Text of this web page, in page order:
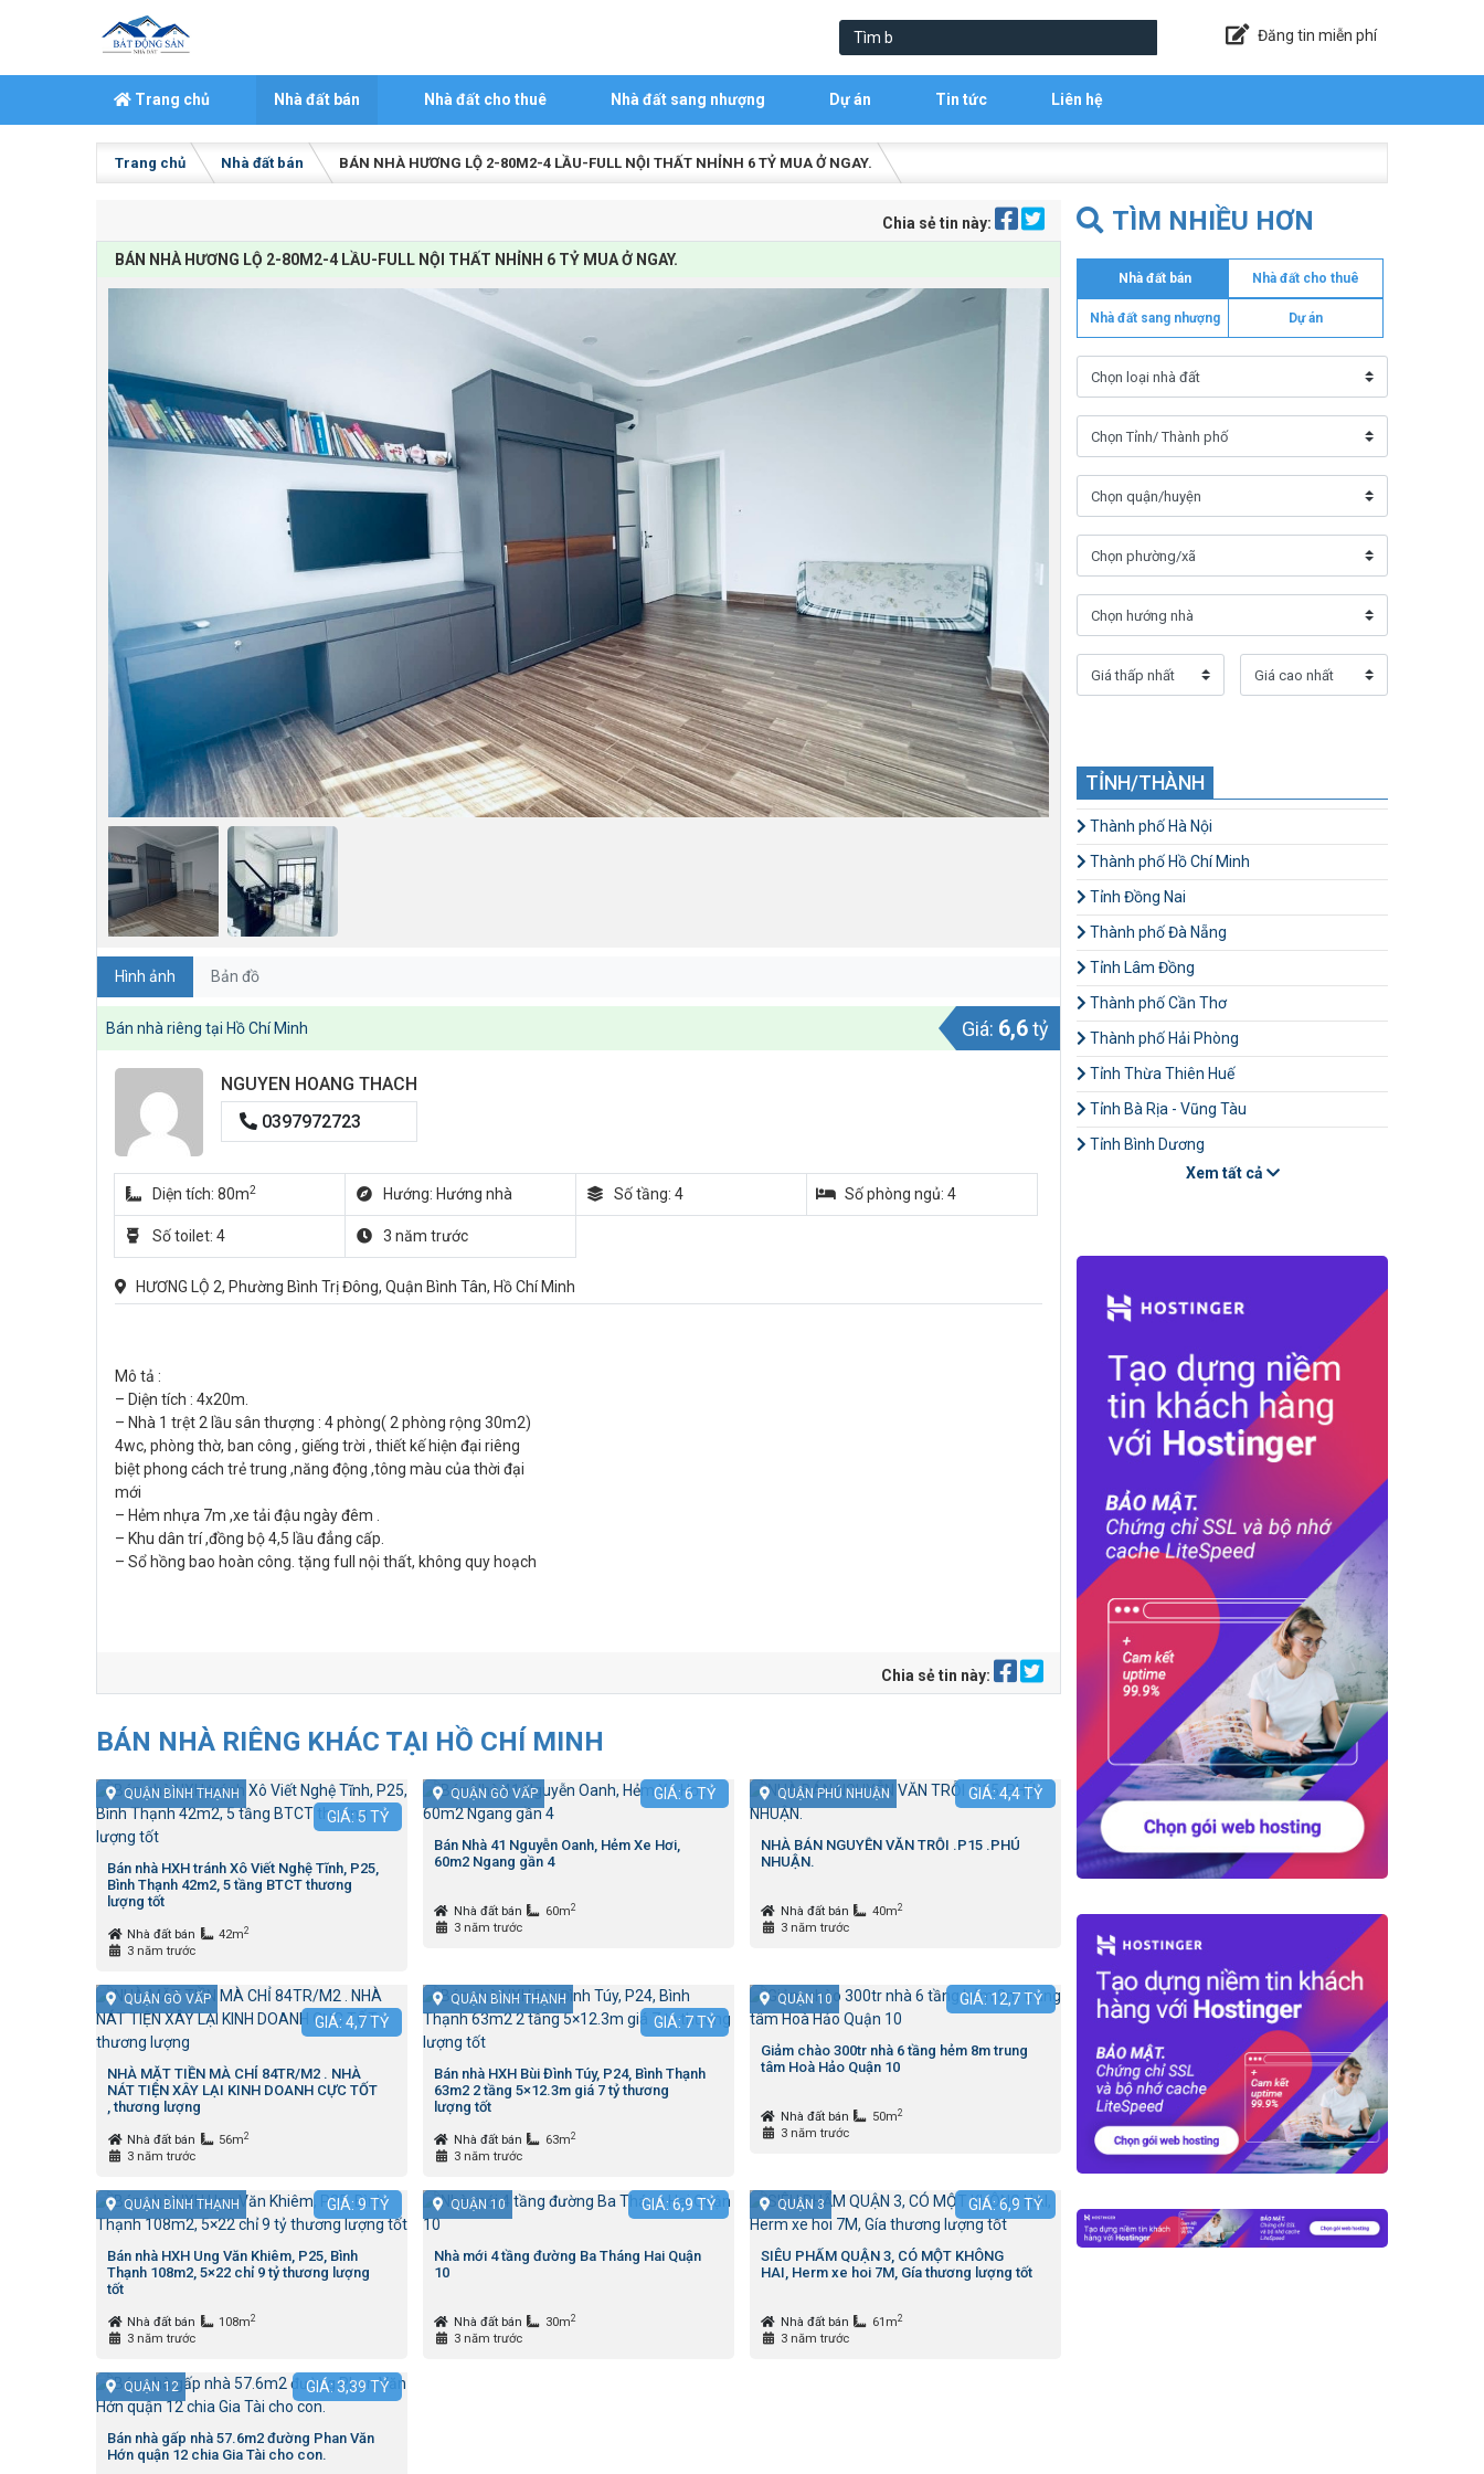
Đăng tin miễn phí
Trang chủ Nhà đất bán Nhà đất cho thuê Nhà đất sang nhượng Dự án Tin tức Liên hệ
Trang chủ Nhà đất bán BÁN NHÀ HƯƠNG LỘ 2-80M2-4 LẦU-FULL NỘI THẤT NHỈNH 6 TỶ MUA Ở NGAY.
Chia sẻ tin này:
BÁN NHÀ HƯƠNG LỘ 2-80M2-4 LẦU-FULL NỘI THẤT NHỈNH 6 TỶ MUA Ở NGAY.
Hình ảnh Bản đồ
Bán nhà riêng tại Hồ Chí Minh Giá: 6,6tỷ
NGUYEN HOANG THACH
0397972723
Diện tích: 80m2 Hướng: Hướng nhà Số tầng: 4 Số phòng ngủ: 4
Số toilet: 4 3 năm trước
HƯƠNG LỘ 2, Phường Bình Trị Đông, Quận Bình Tân, Hồ Chí Minh
Mô tả :
– Diện tích : 4x20m.
– Nhà 1 trệt 2 lầu sân thượng : 4 phòng( 2 phòng rộng 30m2)
4wc, phòng thờ, ban công , giếng trời , thiết kế hiện đại riêng
biệt phong cách trẻ trung ,năng động ,tông màu của thời đại
mới
– Hẻm nhựa 7m ,xe tải đậu ngày đêm .
– Khu dân trí ,đồng bộ 4,5 lầu đẳng cấp.
– Sổ hồng bao hoàn công. tặng full nội thất, không quy hoạch
Chia sẻ tin này:
BÁN NHÀ RIÊNG KHÁC TẠI HỒ CHÍ MINH
QUẬN BÌNH THẠNH
GIÁ:5 TỶ
Bán nhà HXH tránh Xô Viết Nghệ Tĩnh, P25,
Bình Thạnh 42m2, 5 tầng BTCT thương
lượng tốt
Nhà đất bán 42m2
3 năm trước
QUẬN GÒ VẤP GIÁ:6TỶ
Bán Nhà 41 Nguyễn Oanh, Hẻm Xe Hơi,
60m2 Ngang gần 4
Nhà đất bán 60m2
3 năm trước
QUẬN PHÚ NHUẬN GIÁ:4,4TỶ
NHÀ BÁN NGUYỄN VĂN TRỖI .P15 .PHÚ
NHUẬN.
Nhà đất bán 40m2
3 năm trước
QUẬN GÒ VẤP
GIÁ:4,7TỶ
NHÀ MẶT TIỀN MÀ CHỈ 84TR/M2 . NHÀ
NÁT TIỆN XÂY LẠI KINH DOANH CỰC TỐT
, thương lượng
Nhà đất bán 56m2
3 năm trước
QUẬN BÌNH THẠNH
GIÁ:7TỶ
Bán nhà HXH Bùi Đình Túy, P24, Bình Thạnh
63m2 2 tầng 5×12.3m giá 7 tỷ thương
lượng tốt
Nhà đất bán 63m2
3 năm trước
QUẬN 10 GIÁ: 12,7TỶ
Giảm chào 300tr nhà 6 tầng hẻm 8m trung
tâm Hoà Hảo Quận 10
Nhà đất bán 50m2
3 năm trước
QUẬN BÌNH THẠNH GIÁ:9TỶ
Bán nhà HXH Ung Văn Khiêm, P25, Bình
Thạnh 108m2, 5×22 chỉ 9 tỷ thương lượng
tốt
Nhà đất bán 108m2
3 năm trước
QUẬN 10 GIÁ:6,9TỶ
Nhà mới 4 tầng đường Ba Tháng Hai Quận
10
Nhà đất bán 30m2
3 năm trước
QUẬN 3 GIÁ:6,9 TỶ
SIÊU PHẨM QUẬN 3, CÓ MỘT KHÔNG
HAI, Herm xe hoi 7M, Gía thương lượng tốt
Nhà đất bán 61m2
3 năm trước
QUẬN 12 GIÁ: 3,39TỶ
Bán nhà gấp nhà 57.6m2 đường Phan Văn
Hớn quận 12 chia Gia Tài cho con.
TÌM NHIỀU HƠN
Nhà đất bán Nhà đất cho thuê
Nhà đất sang nhượng Dự án
TỈNH/THÀNH
Thành phố Hà Nội
Thành phố Hồ Chí Minh
Tỉnh Đồng Nai
Thành phố Đà Nẵng
Tỉnh Lâm Đồng
Thành phố Cần Thơ
Thành phố Hải Phòng
Tỉnh Thừa Thiên Huế
Tỉnh Bà Rịa - Vũng Tàu
Tỉnh Bình Dương
Xem tất cả